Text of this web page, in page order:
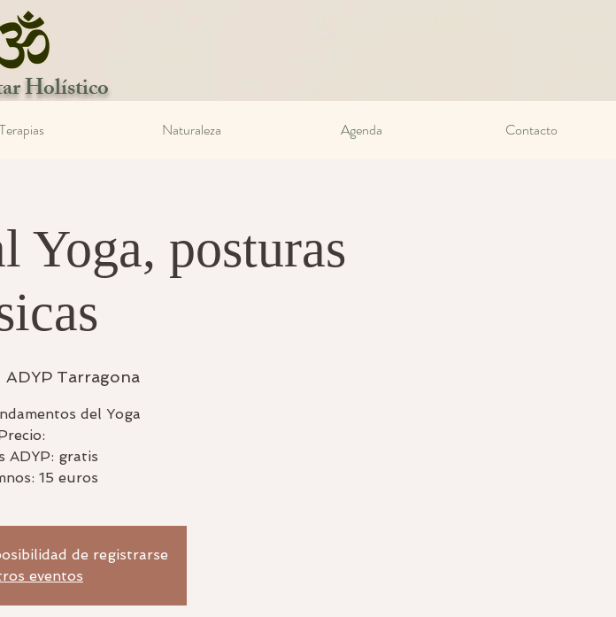
Holístico
Terapias Naturaleza Agenda Contacto
Yoga, posturas
ADYP Tarragona
del Yoga
ADYP: gratis
15 euros
de registrarse
eventos